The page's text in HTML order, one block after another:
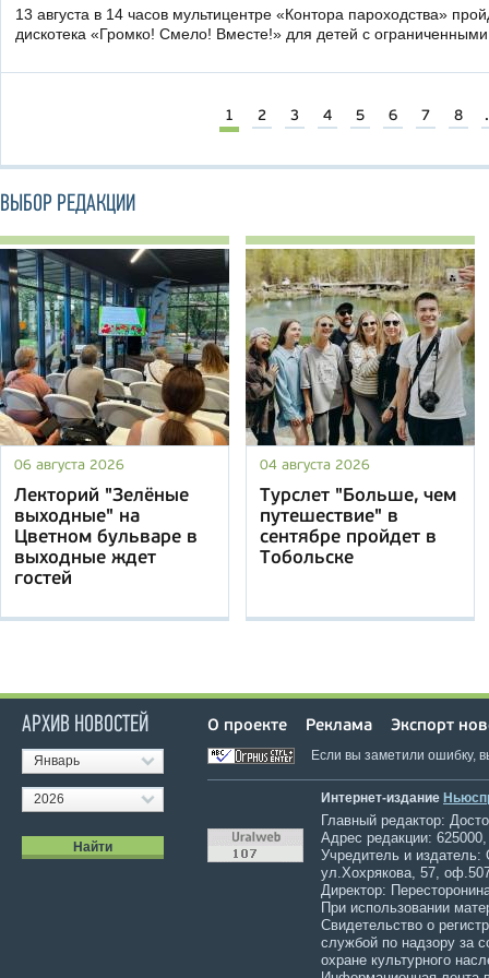
13 августа в 14 часов мультицентре «Контора пароходства»
дискотека «Громко! Смело! Вместе!» для детей с
1 2 3 4 5 6 7 8
ВЫБОР РЕДАКЦИИ
06 августа 2026
Лекторий "Зелёные
выходные" на
Цветном бульваре в
выходные ждет
гостей
04 августа 2026
Турслет "Больше, чем
путешествие" в
сентябре пройдет в
Тобольске
АРХИВ НОВОСТЕЙ
Январь
2026
О проекте Реклама Экспорт
Если вы заметили ошибку,
Интернет-издание
Главный редактор:
Адрес редакции:
Учредитель и
ул.Хохрякова, 57,
Директор:
При использовании
Свидетельство о
службой по надзору за
охране культурного